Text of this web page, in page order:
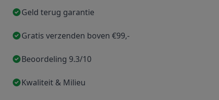
Geld terug garantie
Gratis verzenden boven €99,-
Beoordeling 9.3/10
Kwaliteit & Milieu